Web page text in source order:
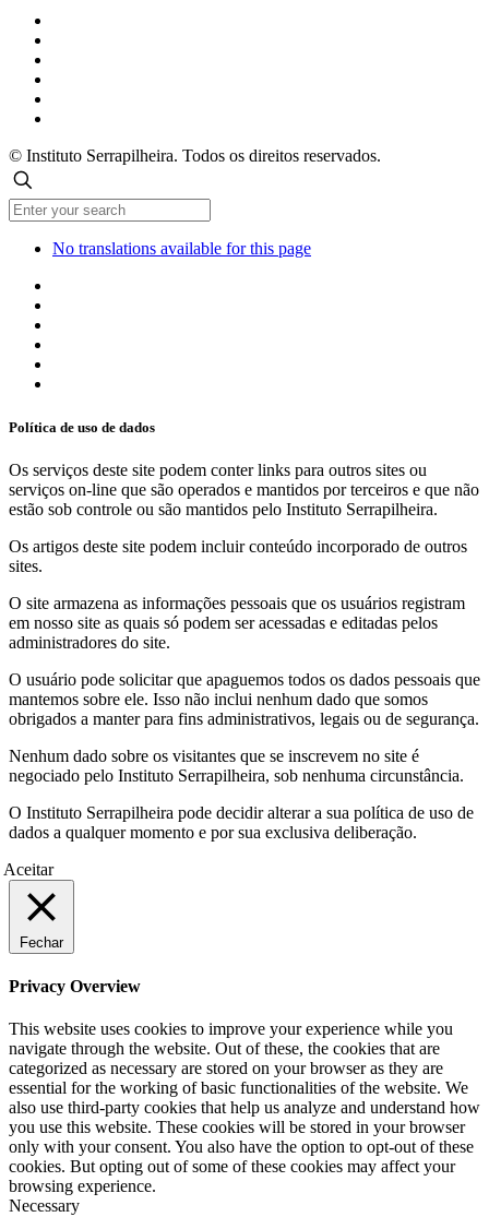
© Instituto Serrapilheira. Todos os direitos reservados.
No translations available for this page
Política de uso de dados
Os serviços deste site podem conter links para outros sites ou
serviços on-line que são operados e mantidos por terceiros e que não
estão sob controle ou são mantidos pelo Instituto Serrapilheira.
Os artigos deste site podem incluir conteúdo incorporado de outros
sites.
O site armazena as informações pessoais que os usuários registram
em nosso site as quais só podem ser acessadas e editadas pelos
administradores do site.
O usuário pode solicitar que apaguemos todos os dados pessoais que
mantemos sobre ele. Isso não inclui nenhum dado que somos
obrigados a manter para fins administrativos, legais ou de segurança.
Nenhum dado sobre os visitantes que se inscrevem no site é
negociado pelo Instituto Serrapilheira, sob nenhuma circunstância.
O Instituto Serrapilheira pode decidir alterar a sua política de uso de
dados a qualquer momento e por sua exclusiva deliberação.
Aceitar
Fechar
Privacy Overview
This website uses cookies to improve your experience while you
navigate through the website. Out of these, the cookies that are
categorized as necessary are stored on your browser as they are
essential for the working of basic functionalities of the website. We
also use third-party cookies that help us analyze and understand how
you use this website. These cookies will be stored in your browser
only with your consent. You also have the option to opt-out of these
cookies. But opting out of some of these cookies may affect your
browsing experience.
Necessary